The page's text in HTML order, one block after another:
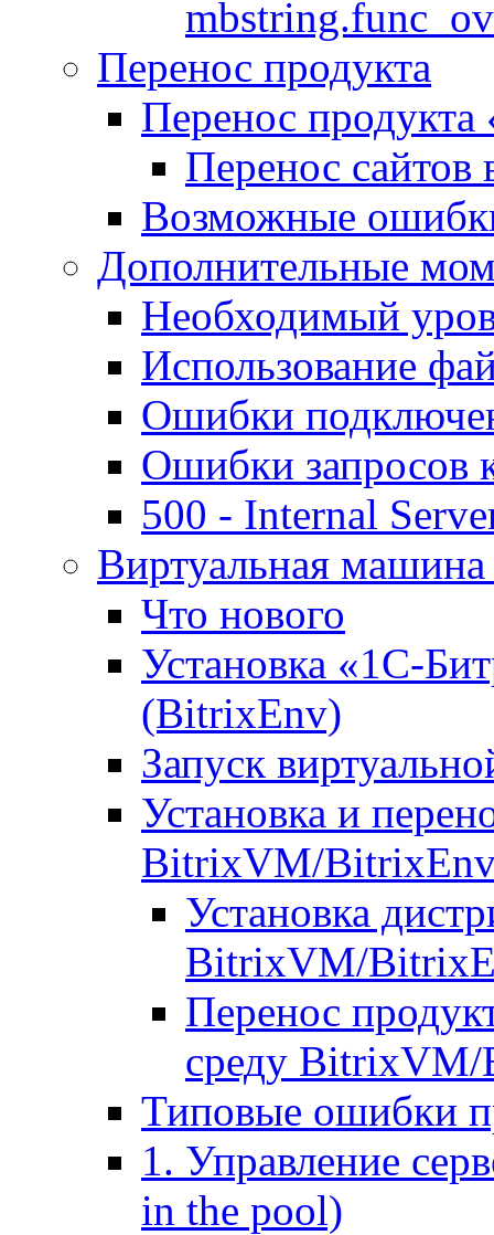
Перенос продукта
Перенос продукта
Перенос сайтов
Возможные
Дополнительные
Необходимый
Использование
Ошибки
Ошибки запросов
500 - Internal
Виртуальная
Что нового
Установка «1С-
(BitrixEnv)
Запуск
Установка и
BitrixVM/
Установка
BitrixVM/
Перенос
среду
Типовые ошибки
1. Управление
in the pool)